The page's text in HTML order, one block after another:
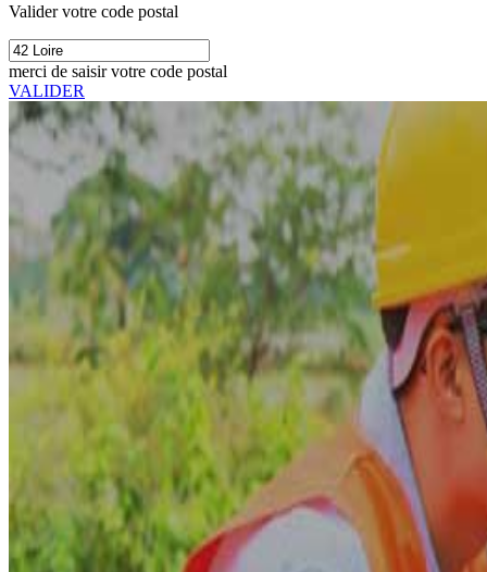
Valider votre code postal
merci de saisir votre code postal
VALIDER